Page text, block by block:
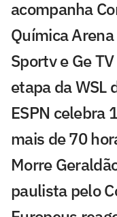
acompanha
Química Arena
Sportv e Ge
etapa da WSL
ESPN celebra
mais de 70
Morre
paulista pelo